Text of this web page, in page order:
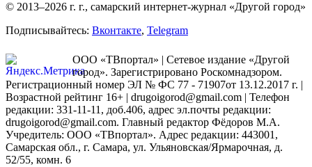
© 2013–2026 г. г., самарский интернет-журнал «Другой город»
Подписывайтесь: Вконтакте, Telegram
ООО «ТВпортал» | Сетевое издание «Другой
город». Зарегистрировано Роскомнадзором.
Регистрационный номер ЭЛ № ФС 77 - 71907от 13.12.2017 г. |
Возрастной рейтинг 16+ | drugoigorod@gmail.com | Телефон
редакции: 331-11-11, доб.406, адрес эл.почты редакции:
drugoigorod@gmail.com. Главный редактор Фёдоров М.А.
Учредитель: ООО «ТВпортал». Адрес редакции: 443001,
Самарская обл., г. Самара, ул. Ульяновская/Ярмарочная, д.
52/55, комн. 6